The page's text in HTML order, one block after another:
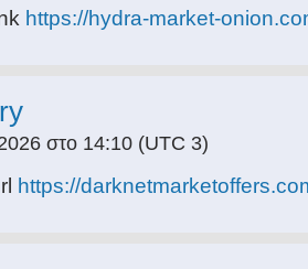
https://hydra-market-
στο 14:10 (UTC 3)
https://